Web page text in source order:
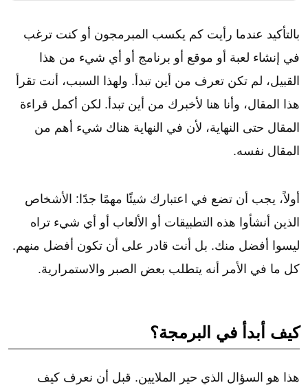
بالتأكيد عندما رأيت كم يكسب المبرمجون أو كنت ترغب
في إنشاء لعبة أو موقع أو برنامج أو أي شيء من هذا
القبيل، لم تكن تعرف من أين تبدأ. ولهذا السبب، أنت تقرأ
هذا المقال، وأنا هنا لأخبرك من أين تبدأ. لكن أكمل قراءة
المقال حتى النهاية، لأن في النهاية هناك شيء أهم من
المقال نفسه.
أولاً، يجب أن تضع في اعتبارك شيئًا مهمًا جدًا: الأشخاص
الذين أنشأوا هذه التطبيقات أو الألعاب أو أي شيء تراه
ليسوا أفضل منك. بل أنت قادر على أن تكون أفضل منهم.
كل ما في الأمر أنه يتطلب بعض الصبر والاستمرارية.
كيف أبدأ في البرمجة؟
هذا هو السؤال الذي حير الملايين. قبل أن نعرف كيف